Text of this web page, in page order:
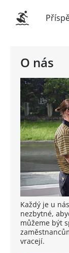
O nás
Každý je u
nezbytné,
můžeme být
vracejí.